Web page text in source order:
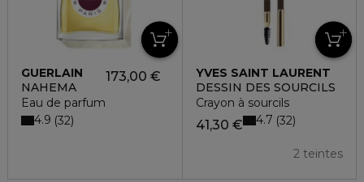
GUERLAIN
NAHEMA
Eau de parfum
173,00 €
4.9 32
YVES SAINT LAURENT
DESSIN DES SOURCILS
Crayon à sourcils
41,30 €
2 teintes
4.7 32